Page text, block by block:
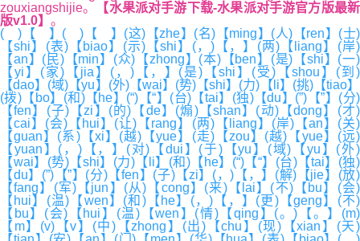
zouxiangshijie。
【水果派对手游下载-水果派对手游官方版最新
版v1.0】 。
( )【 】( )【 】(这)【zhe】(名)【ming】(人)【ren】(士)
【shi】(表)【biao】(示)【shi】(，)【，】(两)【liang】(岸)
【an】(民)【min】(众)【zhong】(本)【ben】(是)【shi】(一)
【yi】(家)【jia】(，)【，】(是)【shi】(受)【shou】(到)
【dao】(域)【yu】(外)【wai】(势)【shi】(力)【li】(挑)【tiao】
(拨)【bo】(和)【he】(“)【“】(台)【tai】(独)【du】(”)【”】(分)
【fen】(子)【zi】(的)【de】(煽)【shan】(动)【dong】(才)
【cai】(会)【hui】(让)【rang】(两)【liang】(岸)【an】(关)
【guan】(系)【xi】(越)【yue】(走)【zou】(越)【yue】(远)
【yuan】(，)【，】(对)【dui】(于)【yu】(域)【yu】(外)
【wai】(势)【shi】(力)【li】(和)【he】(“)【“】(台)【tai】(独)
【du】(”)【”】(分)【fen】(子)【zi】(，)【，】(解)【jie】(放)
【fang】(军)【jun】(从)【cong】(来)【lai】(不)【bu】(会)
【hui】(温)【wen】(和)【he】(，)【，】(更)【geng】(不)
【bu】(会)【hui】(温)【wen】(情)【qing】(。)【。】(m)
【m】(v)【v】(中)【zhong】(出)【chu】(现)【xian】(天)